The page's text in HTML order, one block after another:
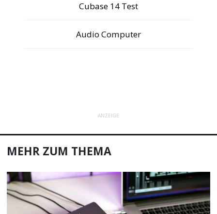
Cubase 14 Test
Audio Computer
ANZEIGE
MEHR ZUM THEMA